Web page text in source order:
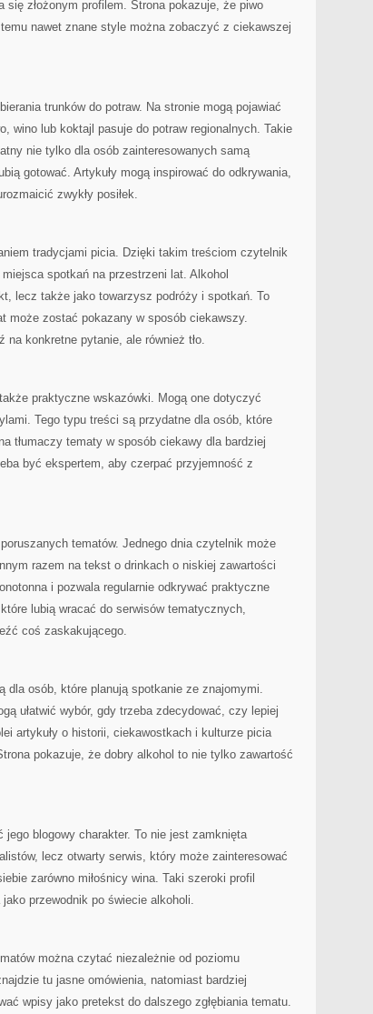
się złożonym profilem. Strona pokazuje, że piwo
nawet znane style można zobaczyć z ciekawszej
trunków do potraw. Na stronie mogą pojawiać
wino lub koktajl pasuje do potraw regionalnych. Takie
nie tylko dla osób zainteresowanych samą
gotować. Artykuły mogą inspirować do odkrywania,
zwykły posiłek.
tradycjami picia. Dzięki takim treściom czytelnik
spotkań na przestrzeni lat. Alkohol
lecz także jako towarzysz podróży i spotkań. To
może zostać pokazany w sposób ciekawszy.
konkretne pytanie, ale również tło.
praktyczne wskazówki. Mogą one dotyczyć
Tego typu treści są przydatne dla osób, które
tłumaczy tematy w sposób ciekawy dla bardziej
być ekspertem, aby czerpać przyjemność z
tematów. Jednego dnia czytelnik może
razem na tekst o drinkach o niskiej zawartości
i pozwala regularnie odkrywać praktyczne
lubią wracać do serwisów tematycznych,
coś zaskakującego.
dla osób, które planują spotkanie ze znajomymi.
ułatwić wybór, gdy trzeba zdecydować, czy lepiej
artykuły o historii, ciekawostkach i kulturze picia
pokazuje, że dobry alkohol to nie tylko zawartość
blogowy charakter. To nie jest zamknięta
lecz otwarty serwis, który może zainteresować
zarówno miłośnicy wina. Taki szeroki profil
przewodnik po świecie alkoholi.
można czytać niezależnie od poziomu
tu jasne omówienia, natomiast bardziej
wpisy jako pretekst do dalszego zgłębiania tematu.